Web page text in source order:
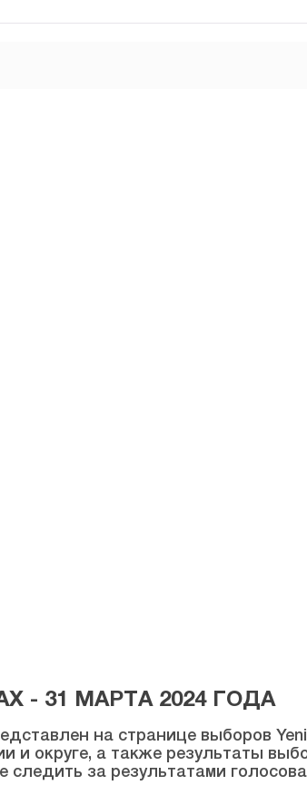
31 МАРТА 2024 ГОДА
на странице выборов
и округе, а также результаты
за результатами